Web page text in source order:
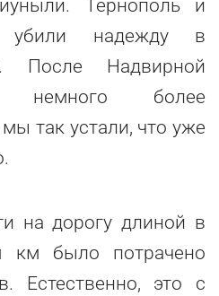
Тернополь и
убили надежду в
После Надвирной
немного более
так устали, что уже
на дорогу длиной в
км было потрачено
Естественно, это с